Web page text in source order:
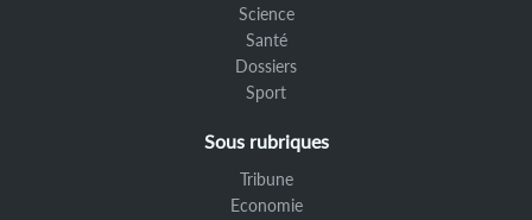
Science
Santé
Dossiers
Sport
Sous rubriques
Tribune
Economie